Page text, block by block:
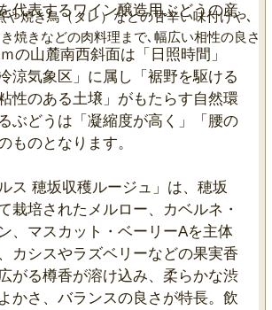
や焼き鳥（タレ）などの甘辛い味付けや､
焼きなどの肉料理まで､幅広い相性の良さ
代表するワイン醸造用ぶどうの産
の山麓南西斜面は「日照時間」
涼気象区」に属し「裾野を駆ける
性のある土壌」がもたらす自然環
ぶどうは「凝縮度が高く」「腰の
ものとなります。
ス 穂坂収穫ルージュ」は、穂坂
栽培されたメルロー、カベルネ・
、マスカット・ベーリーAを主体
カシスやラズベリーなどの果実香
がる樽香が溶け込み、柔らかな渋
かさ、バランスの良さが特長。飲